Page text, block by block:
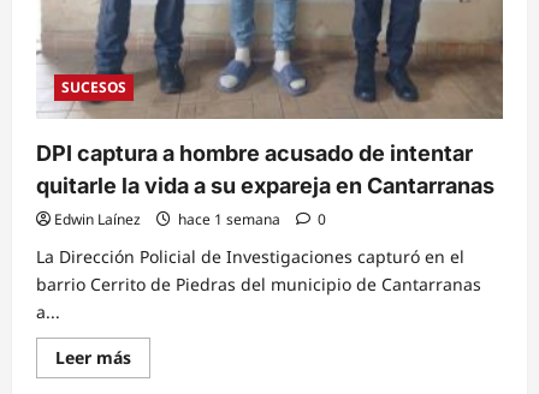
SUCESOS
DPI captura a hombre acusado de intentar
quitarle la vida a su expareja en Cantarranas
Edwin Laínez hace 1 semana 0
La Dirección Policial de Investigaciones capturó en el
barrio Cerrito de Piedras del municipio de Cantarranas
a...
Leer másRead
more